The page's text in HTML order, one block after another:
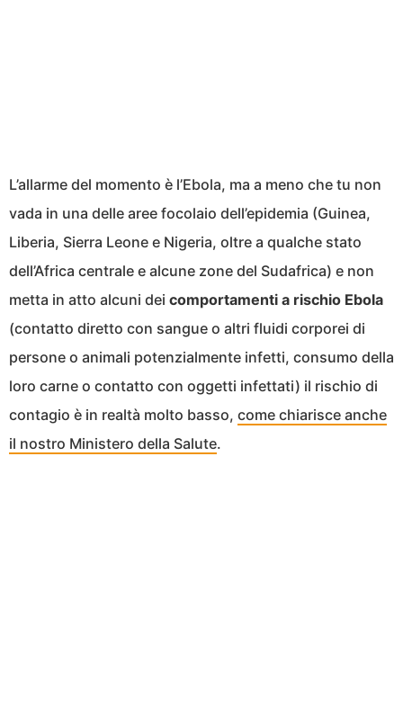
L’allarme del momento è l’Ebola, ma a meno che tu non
vada in una delle aree focolaio dell’epidemia (Guinea,
Liberia, Sierra Leone e Nigeria, oltre a qualche stato
dell’Africa centrale e alcune zone del Sudafrica) e non
metta in atto alcuni dei comportamenti a rischio Ebola
(contatto diretto con sangue o altri fluidi corporei di
persone o animali potenzialmente infetti, consumo della
loro carne o contatto con oggetti infettati) il rischio di
contagio è in realtà molto basso, come chiarisce anche
il nostro Ministero della Salute.